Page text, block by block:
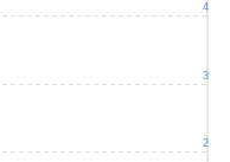
2
3
4